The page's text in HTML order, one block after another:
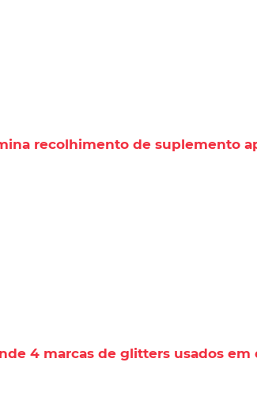
recolhimento de suplemento
4 marcas de glitters usados em